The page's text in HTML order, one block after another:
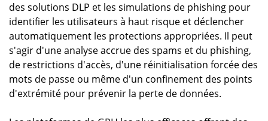
des solutions DLP et les simulations de phishing pour
identifier les utilisateurs à haut risque et déclencher
automatiquement les protections appropriées. Il peut
s'agir d'une analyse accrue des spams et du phishing,
de restrictions d'accès, d'une réinitialisation forcée des
mots de passe ou même d'un confinement des points
d'extrémité pour prévenir la perte de données.